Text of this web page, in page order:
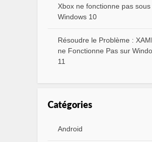
Xbox ne fonctionne pas sous
Windows 10
Résoudre le Problème :
ne Fonctionne Pas sur
11
Catégories
Android